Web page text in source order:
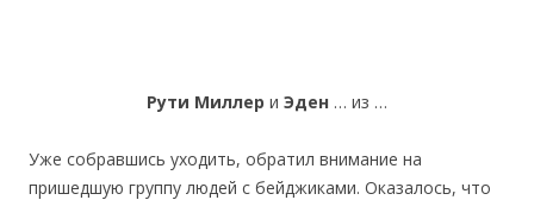
Рути Миллер и Эден … из …
Уже собравшись уходить, обратил внимание на
пришедшую группу людей с бейджиками. Оказалось, что